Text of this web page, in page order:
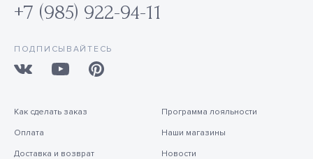
+7 (985) 922-94-11
ПОДПИСЫВАЙТЕСЬ
Как сделать заказ
Оплата
Доставка и возврат
Программа лояльности
Наши магазины
Новости